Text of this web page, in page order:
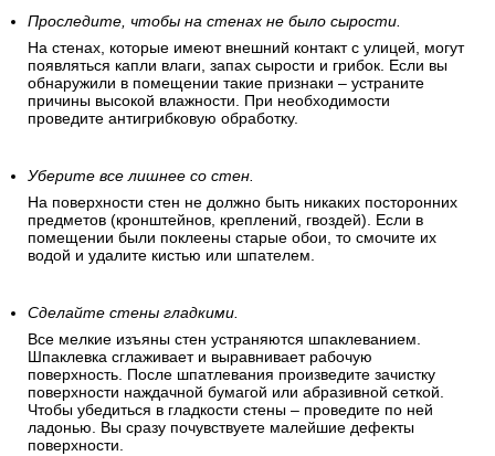
Проследите, чтобы на стенах не было сырости.
На стенах, которые имеют внешний контакт с улицей, могут
появляться капли влаги, запах сырости и грибок. Если вы
обнаружили в помещении такие признаки – устраните
причины высокой влажности. При необходимости
проведите антигрибковую обработку.
Уберите все лишнее со стен.
На поверхности стен не должно быть никаких посторонних
предметов (кронштейнов, креплений, гвоздей). Если в
помещении были поклеены старые обои, то смочите их
водой и удалите кистью или шпателем.
Сделайте стены гладкими.
Все мелкие изъяны стен устраняются шпаклеванием.
Шпаклевка сглаживает и выравнивает рабочую
поверхность. После шпатлевания произведите зачистку
поверхности наждачной бумагой или абразивной сеткой.
Чтобы убедиться в гладкости стены – проведите по ней
ладонью. Вы сразу почувствуете малейшие дефекты
поверхности.